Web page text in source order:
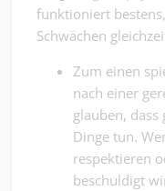
funktioniert
Schwächen
Zum einen
nach einer
glauben, dass
Dinge tun.
respektieren
beschuldigt